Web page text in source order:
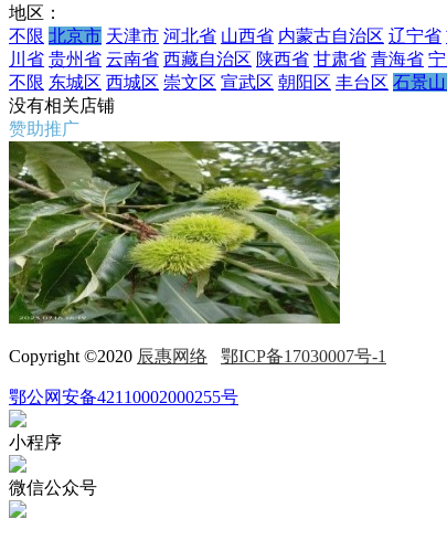
地区：
不限 北京市 天津市 河北省 山西省 内蒙古自治区 辽宁省
川省 贵州省 云南省 西藏自治区 陕西省 甘肃省 青海省
不限 东城区 西城区 崇文区 宣武区 朝阳区 丰台区 石景
没有相关店铺
赞助推广
Copyright ©2020 辰惠网络 鄂ICP备17030007号-1
鄂公网安备42110002000255号
小程序
微信公众号